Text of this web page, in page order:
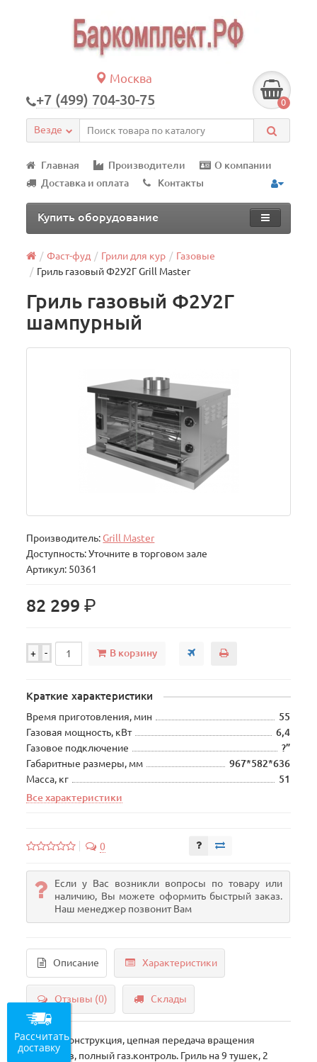
Москва
+7 (499) 704-30-75 0
Везде
Главная Производители
О компании
Доставка и оплата
Контакты
Купить оборудование
Фаст-фуд Грили для кур
Газовые
Гриль газовый Ф2У2Г Grill Master
Гриль газовый Ф2У2Г
шампурный
Производитель: Grill Master
Доступность: Уточните в торговом зале
Артикул: 50361
82 299р.
+ - В корзину
Краткие характеристики
Время приготовления, мин
55
Газовая мощность, кВт
6,4
Газовое подключение
?”
Габаритные размеры, мм
967*582*636
Масса, кг
51
Все характеристики
0
Если у Вас возникли вопросы по товару или
наличию, Вы можете оформить быстрый заказ.
Наш менеджер позвонит Вам
Описание Характеристики
Отзывы (0) Склады
Рамная конструкция, цепная передача вращения
шампуров, полный газ.контроль. Гриль на 9 тушек, 2
Рассчитать
доставку